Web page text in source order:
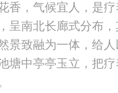
香，气候宜人，是
呈南北长廊式分布
景致融为一体，给
塘中亭亭玉立，把